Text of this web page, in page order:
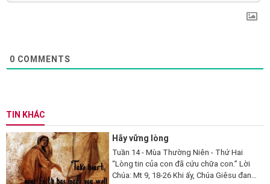
0 COMMENTS
TIN KHÁC
Hãy vững lòng
Tuần 14 - Mùa Thường Niên - Thứ Hai
“Lòng tin của con đã cứu chữa con.” Lời
Chúa: Mt 9, 18-26 Khi ấy, Chúa Giêsu đang